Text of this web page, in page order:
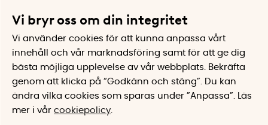
Vi bryr oss om din integritet
Vi använder cookies för att kunna anpassa vårt
innehåll och vår marknadsföring samt för att ge dig
bästa möjliga upplevelse av vår webbplats.
Bekräfta
genom att klicka på “Godkänn och stäng”. Du kan
ändra vilka cookies som sparas under ”Anpassa”.
Läs
mer i vår cookiepolicy